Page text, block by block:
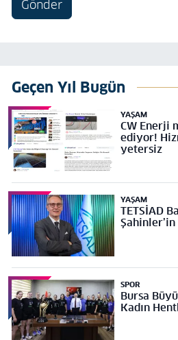
Gönder
Geçen Yıl Bugün
YAŞAM
CW Enerji
ediyor!
yetersiz
YAŞAM
TETSİAD
SPOR
Bursa
Kadın